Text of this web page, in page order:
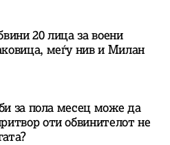
20 лица за воени
меѓу нив и Милан
за пола месец може да
оти обвинителот не